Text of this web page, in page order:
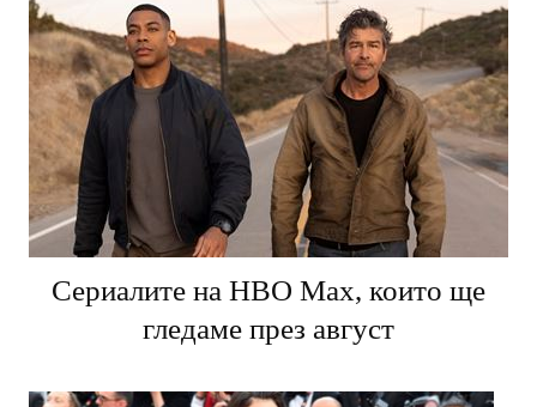
Сериалите на HBO Max, които ще
гледаме през август